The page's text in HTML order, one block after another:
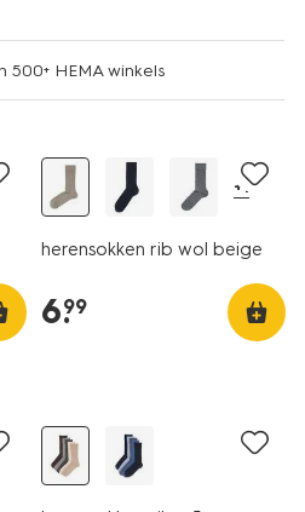
500+ HEMA winkels
+1
herensokken rib wol beige
6.
99